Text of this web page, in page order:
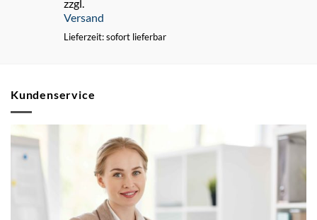
zzgl.
Versand
Lieferzeit: sofort lieferbar
Kundenservice